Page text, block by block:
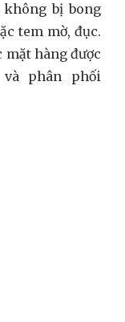
không bị bong
tem mờ, đục.
mặt hàng được
phân phối